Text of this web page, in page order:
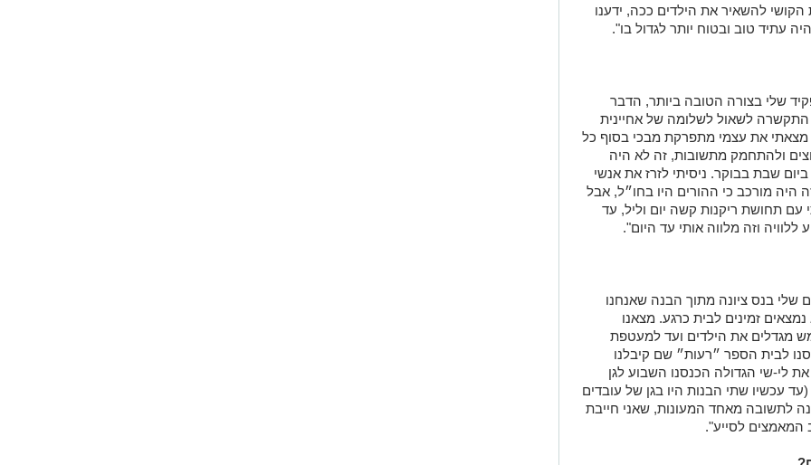
הקושי להשאיר את הילדים ככה, ידענו
עתיד טוב ובטוח יותר לגדול בו".
שלי בצורה הטובה ביותר, הדבר
התקשרה לשאול לשלומה של אחיינית
את עצמי מתפרקת מבכי בסוף כל
ולהתחמק מתשובות, זה לא היה
שבת בבוקר. ניסיתי לזרז את אנשי
מורכב כי ההורים היו בחו״ל, אבל
עם תחושת ריקנות קשה יום וליל, עד
וזה מלווה אותי עד היום".
שלי בנס ציונה מתוך הבנה שאנחנו
זמינים לבית כרגע. מצאנו
מגדלים את הילדים ועד למעטפת
לבית הספר ״רעות״ שם קיבלנו
לי-שי הגדולה הכנסנו השבוע לגן
עכשיו שתי הבנות היו בגן של עובדים
לתשובה מאחד המעונות, שאני חייבת
המאמצים לסייע".